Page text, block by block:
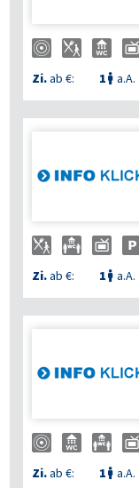
Zi.ab €: 1  a.A.
Zi.ab €: 1  a.A.
Zi.ab €: 1  a.A.